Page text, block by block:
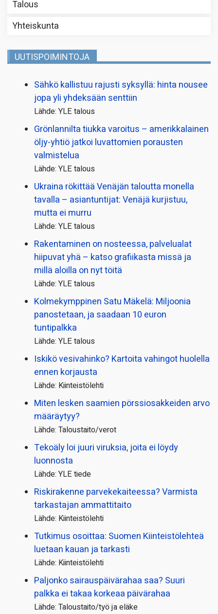
Talous
Yhteiskunta
UUTISPOIMINTOJA
Sähkö kallistuu rajusti syksyllä: hinta nousee
jopa yli yhdeksään senttiin
Lähde: YLE talous
Grönlannilta tiukka varoitus – amerikkalainen
öljy-yhtiö jatkoi luvattomien porausten
valmistelua
Lähde: YLE talous
Ukraina rökittää Venäjän taloutta monella
tavalla – asiantuntijat: Venäjä kurjistuu,
mutta ei murru
Lähde: YLE talous
Rakentaminen on nosteessa, palvelualat
hiipuvat yhä – katso grafiikasta missä ja
millä aloilla on nyt töitä
Lähde: YLE talous
Kolmekymppinen Satu Mäkelä: Miljoonia
panostetaan, ja saadaan 10 euron
tuntipalkka
Lähde: YLE talous
Iskikö vesivahinko? Kartoita vahingot huolella
ennen korjausta
Lähde: Kiinteistölehti
Miten lesken saamien pörssi­osakkeiden arvo
määräytyy?
Lähde: Taloustaito/verot
Tekoäly loi juuri viruksia, joita ei löydy
luonnosta
Lähde: YLE tiede
Riskirakenne parvekekaiteessa? Varmista
tarkastajan ammattitaito
Lähde: Kiinteistölehti
Tutkimus osoittaa: Suomen Kiinteistölehteä
luetaan kauan ja tarkasti
Lähde: Kiinteistölehti
Paljonko sairauspäivä­rahaa saa? Suuri
palkka ei takaa korkeaa päivärahaa
Lähde: Taloustaito/työ ja eläke